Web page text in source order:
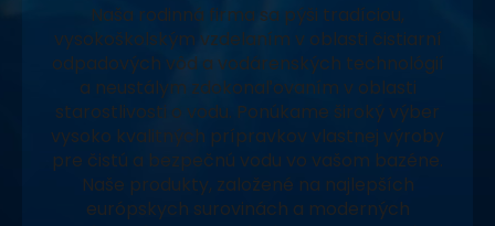
Naša rodinná firma sa pýši tradíciou,
vysokoškolským vzdelaním v oblasti čistiarní
odpadových vôd a vodárenských technológií
a neustálym zdokonaľovaním v oblasti
starostlivosti o vodu. Ponúkame široký výber
vysoko kvalitných prípravkov vlastnej výroby
pre čistú a bezpečnú vodu vo vašom bazéne.
Naše produkty, založené na najlepších
európskych surovinách a moderných